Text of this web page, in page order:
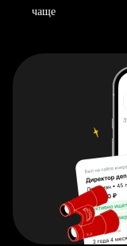
чаще